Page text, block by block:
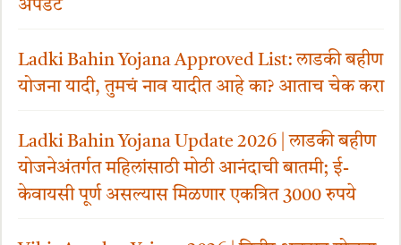
अपडेट
Ladki Bahin Yojana Approved List: लाडकी बहीण
योजना यादी, तुमचं नाव यादीत आहे का? आताच चेक करा
Ladki Bahin Yojana Update 2026 | लाडकी बहीण
योजनेअंतर्गत महिलांसाठी मोठी आनंदाची बातमी; ई-
केवायसी पूर्ण असल्यास मिळणार एकत्रित 3000 रुपये